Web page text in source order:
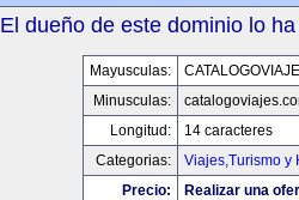
El dueño de este dominio lo
Mayusculas:
Minusculas:
Longitud:
14 caracteres
Categorias:
Viajes,Turismo y
Precio:
Realizar una